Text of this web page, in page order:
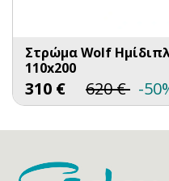
Στρώμα Wolf
110x200
310 € 620€ -